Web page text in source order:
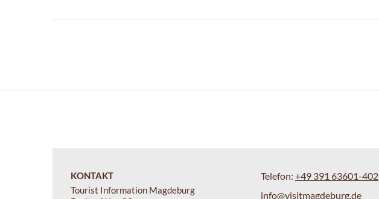
KONTAKT
Tourist Information Magdeburg
Telefon: +49 391 63601-402
info@visitmagdeburg.de